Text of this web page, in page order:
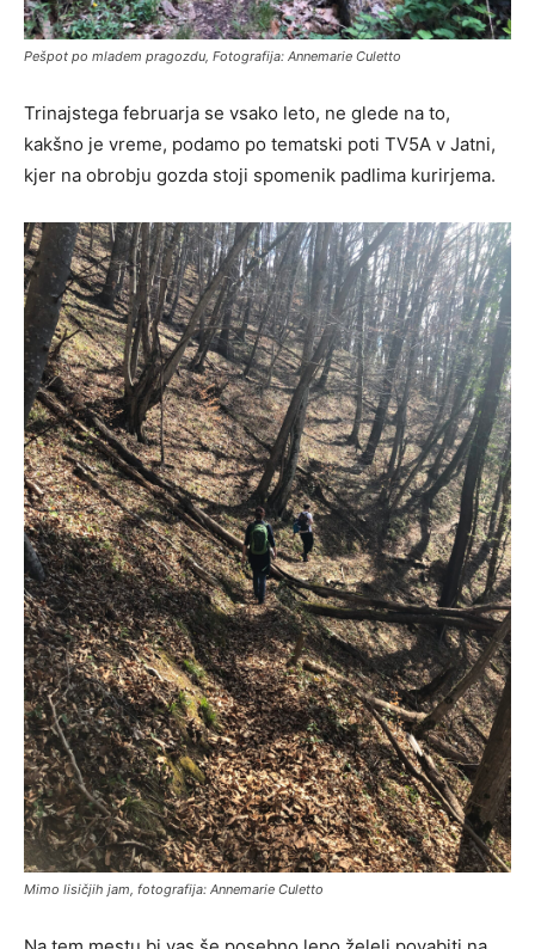
Pešpot po mladem pragozdu, Fotografija: Annemarie Culetto
Trinajstega februarja se vsako leto, ne glede na to,
kakšno je vreme, podamo po tematski poti TV5A v Jatni,
kjer na obrobju gozda stoji spomenik padlima kurirjema.
Mimo lisičjih jam, fotografija: Annemarie Culetto